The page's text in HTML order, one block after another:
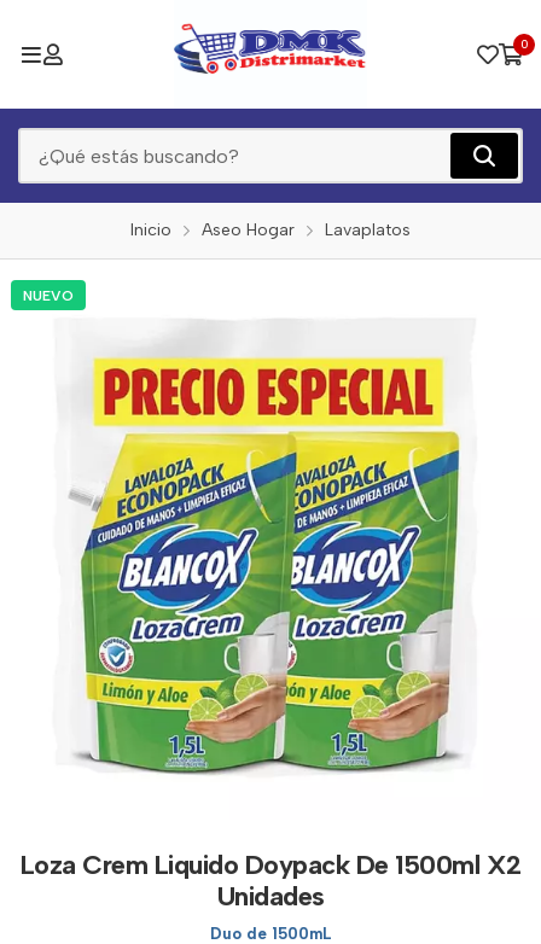
0
Inicio Aseo Hogar Lavaplatos
NUEVO
Loza Crem Liquido Doypack De 1500ml X2
Unidades
Duo de 1500mL